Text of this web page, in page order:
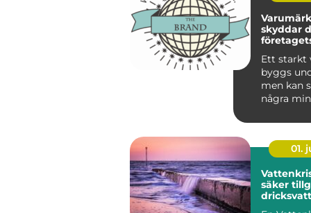
skyddar
Ett starkt
byggs
men kan
några
anv...
01.
Vattenkris
säker